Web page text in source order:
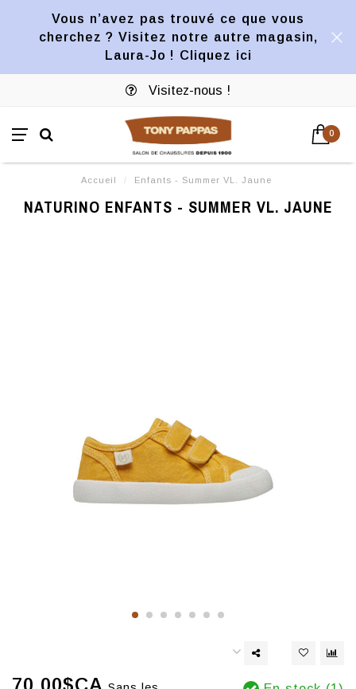
Vous n’avez pas trouvé ce que vous
cherchez ? Visitez notre autre magasin,
Laura-Jo ! Cliquez ici
Visitez-nous !
0
Accueil / Enfants - Summer VL. Jaune
NATURINO ENFANTS - SUMMER VL. JAUNE